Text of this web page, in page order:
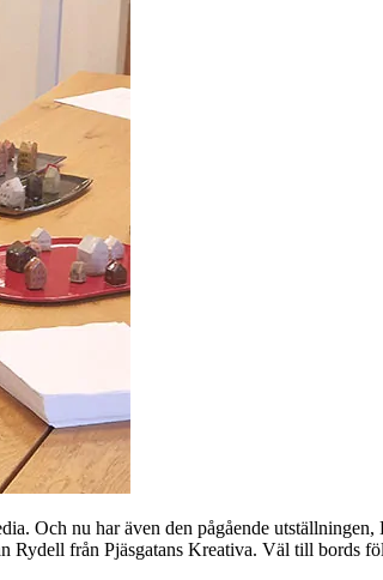
Och nu har även den pågående utställningen,
Rydell från Pjäsgatans Kreativa. Väl till bords